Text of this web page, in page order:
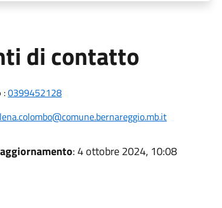
di contatto
:0399452128
: 4 ottobre 2024, 10:08